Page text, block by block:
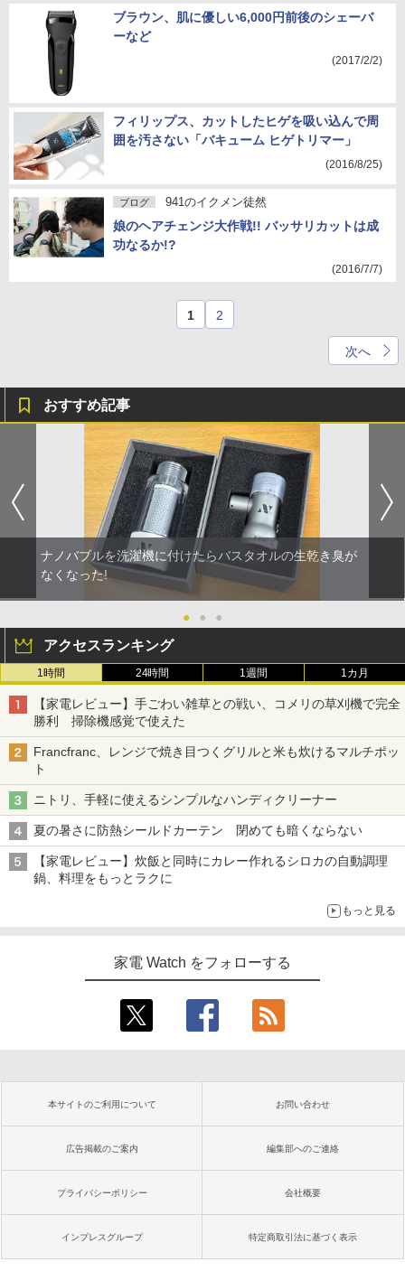
ブラウン、肌に優しい6,000円前後のシェーバ
ーなど
(2017/2/2)
フィリップス、カットしたヒゲを吸い込んで周
囲を汚さない「バキューム ヒゲトリマー」
(2016/8/25)
ブログ 941のイクメン徒然
娘のヘアチェンジ大作戦!! バッサリカットは成
功なるか!?
(2016/7/7)
1 2
次へ
おすすめ記事
ナノバブルを洗濯機に付けたらバスタオルの生乾き臭が
なくなった!
● ● ●
アクセスランキング
1時間 24時間 1週間 1カ月
【家電レビュー】手ごわい雑草との戦い、コメリの草刈機で完全
勝利 掃除機感覚で使えた
Francfranc、レンジで焼き目つくグリルと米も炊けるマルチポッ
ト
ニトリ、手軽に使えるシンプルなハンディクリーナー
夏の暑さに防熱シールドカーテン 閉めても暗くならない
【家電レビュー】炊飯と同時にカレー作れるシロカの自動調理
鍋、料理をもっとラクに
もっと見る
家電 Watch をフォローする
本サイトのご利用について お問い合わせ
広告掲載のご案内 編集部へのご連絡
プライバシーポリシー 会社概要
インプレスグループ 特定商取引法に基づく表示